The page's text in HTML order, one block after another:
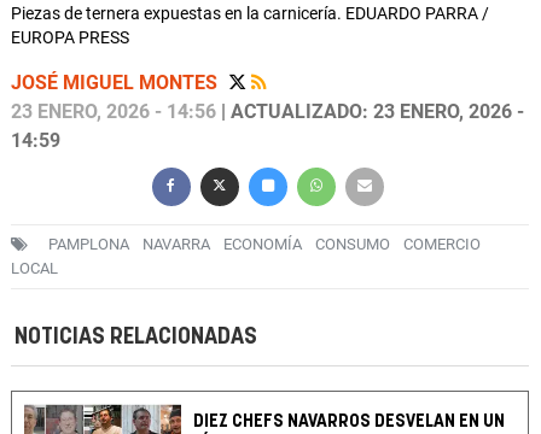
Piezas de ternera expuestas en la carnicería. EDUARDO PARRA /
EUROPA PRESS
JOSÉ MIGUEL MONTES
23 ENERO, 2026 - 14:56 | ACTUALIZADO: 23 ENERO, 2026 -
14:59
PAMPLONA NAVARRA ECONOMÍA CONSUMO
COMERCIO
LOCAL
NOTICIAS RELACIONADAS
DIEZ CHEFS NAVARROS DESVELAN EN UN